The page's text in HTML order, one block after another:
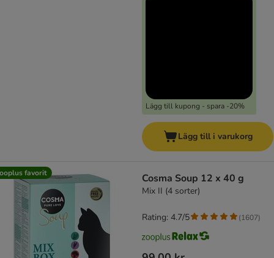
Lägg till kupong - spara -20%
Lägg till i varukorg
favorit Cosma Soup 12 x 40 g
Mix II (4 sorter)
Rating: 4.7/5 (1607)